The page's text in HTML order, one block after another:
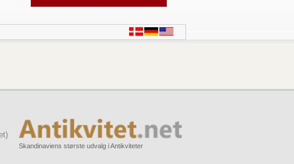
Skandinaviens største udvalg i Antikviteter